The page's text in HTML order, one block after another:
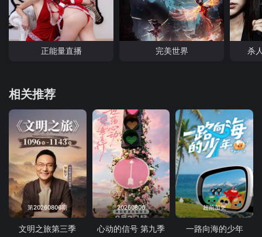
20240619 20240620
20240625 20240626上
20240703 20240703下
20240704 20240709
20240710 20240711
20240716 20240717上
20240717下 20240718
正能量直播 完美世界 杀
相关推荐
第20260806期
文明之旅第三季
20260806
心动的信号 第九季
超前加更
一路向海的少年